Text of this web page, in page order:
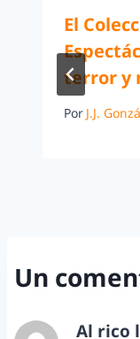
El
terror y
Por J.J.
Un
Al rico